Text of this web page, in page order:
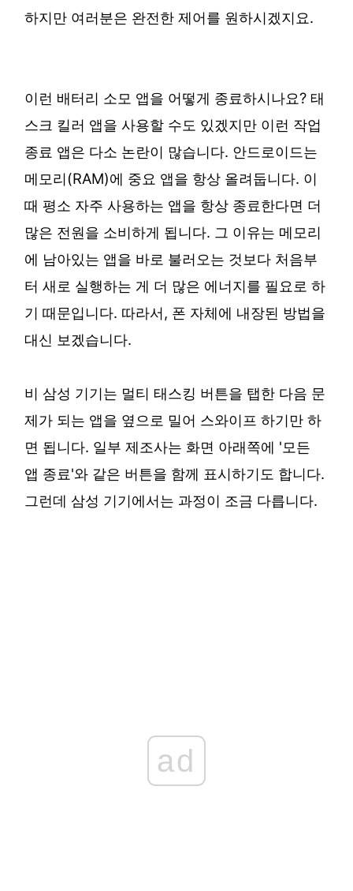
하지만 여러분은 완전한 제어를 원하시겠지요.
이런 배터리 소모 앱을 어떻게 종료하시나요? 태
스크 킬러 앱을 사용할 수도 있겠지만 이런 작업
종료 앱은 다소 논란이 많습니다. 안드로이드는
메모리(RAM)에 중요 앱을 항상 올려둡니다. 이
때 평소 자주 사용하는 앱을 항상 종료한다면 더
많은 전원을 소비하게 됩니다. 그 이유는 메모리
에 남아있는 앱을 바로 불러오는 것보다 처음부
터 새로 실행하는 게 더 많은 에너지를 필요로 하
기 때문입니다. 따라서, 폰 자체에 내장된 방법을
대신 보겠습니다.
비 삼성 기기는 멀티 태스킹 버튼을 탭한 다음 문
제가 되는 앱을 옆으로 밀어 스와이프 하기만 하
면 됩니다. 일부 제조사는 화면 아래쪽에 '모든
앱 종료'와 같은 버튼을 함께 표시하기도 합니다.
그런데 삼성 기기에서는 과정이 조금 다릅니다.
ad